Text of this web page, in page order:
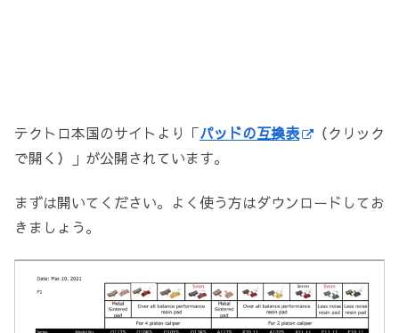
テクトロ本国のサイトより「パッドの互換表
（クリック
で開く）」が公開されています。
まずは開いてください。よく使う方はダウンロードしてお
きましょう。